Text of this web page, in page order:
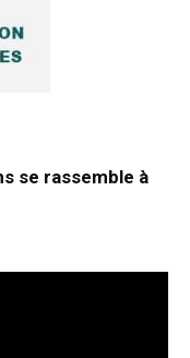
se rassemble à